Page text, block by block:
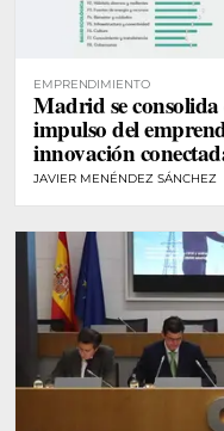
EMPRENDIMIENTO
Madrid se
impulso del
innovación
JAVIER MENÉNDEZ SÁNCHEZ